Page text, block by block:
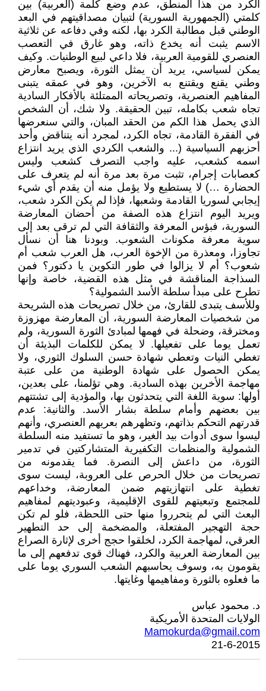
الكرد من هذا المنطق، عدم وضع كلمة (العربية) بين
كلمتي (الجمهورية السورية) لتبيان مصداقيتهم في البعد
الوطني قبل مطالبة الكرد بها، لكنه وفي دفاعه عن ثلاثية
الاسم يثبت أنه يخدع ذاته، وهو غارق في التعصب
العنصري للقومية العربية، فلا داعي لبيع الوطنيات. وكيف
يمكن لسياسي، يريد أن يمثل الثورة، ويصبح معارض
وطني يقنع ويقتنع به الآخرين، وهو في عمقه يتبنى
المفاهيم العنصرية، وتصريحاته الممتلئة بالأفكار السادية
تجاه شعب بكامله، تبين الحقيقة. ولا شك، أن الشخص
الذي يحمل هذا الكم من الحقد المبان، والتي سنعرضها
في الفقرة القادمة، تجاه الكرد، لمجرد أنه يتناقض وأحد
أحزبهم السياسية (... والشعب الكردي الذي يريد انتزاع
اسمه كشعب، عليه واجب التصرف كشعب وليس
كعصابات إجرام، تثبت مرة بعد مرة أنه لم يتعرف على
الحضارة …) لا يستطيع ولا يؤمل منه أن يقدم أي شيء
إيجابي لسوريا القادمة وشعبها، فإذا لم يكن الكرد شعب،
ويريد اليوم انتزاع هذه الصفة من أحضان المعارضة
السورية، فبؤس المعرفة والثقافة التي لم ترقى بعد إلى
سوية معرفة مكونات الشعوب. وبودنا هنا أن نسأل
تجاوزا، ومعذرة من الإخوة العرب، هل العرب شعب أم
شعوب؟ أم لا يزالوا في طور التكوين يا دكتور؟ فمن
السذاجة المناقشة في مثل هذه القضية، خاصة وإنها
تطرح على مبدأ سلطة الأسد الشمولية؟
وللأسف يتبدى للقارئ، من خلال تصريحات هذه الشريحة
من شخصيات المعارضة السورية، أن المعارضة مهزوزة
ومخترقة، وضحلة في فهمها لمبادئ الثورة السورية، ولم
تعمل يوما على تفعيلها. لا يمكن للكلمات البذيئة أن
تغطي النيات وتعطي شهادة حسن السلوك الثوري، ولا
يمكن الحصول على شهادة الوطنية من على عتبة
مهاجمة الأخرين بهذه السادية. وهي تؤلمنا، على بعدين،
أولها: سوية اللغة التي يتحدثون بها، والمؤدية إلى تشتتهم
بين بعضهم وأمام سلطة بشار الأسد. والثانية: عدم
قدرتهم التحكم بذاتهم، وتظهرهم بعريهم العنصري، وأنهم
ليسوا سوى أدوات بيد الغير، وهو ما تستفيد منه السلطة
الشمولية والمنظمات التكفيرية المتشاركتين في تدمير
الثورة، من داعش إلى النصرة. فما يقدمونه من
تصريحات من خلال الحرص على العروبة، ليست سوى
تغطية على انتهازيتهم ضمن المعارضة، وخداعهم
للمجتمع وتبعيتهم للقوى الإقليمية، وعبوديتهم لمفاهيم
البعث التي لم يتحرروا منها حتى اللحظة، فلو لم تكن
حجة التهجير المفتعلة، والمضخمة إلى حد التطهير
العرقي، لمهاجمة الكرد، لخلقوا حجج أخرى لإثارة الصراع
بين المعارضة العربية والكرد، فهناك قوى تدفعهم إلى ما
يقومون به، وسوف يحاسبهم الشعب السوري يوما على
ما فعلوه بالثورة ومفاهيمها وغايتها.
د. محمود عباس
الولايات المتحدة الأمريكية
Mamokurda@gmail.com
21-6-2015